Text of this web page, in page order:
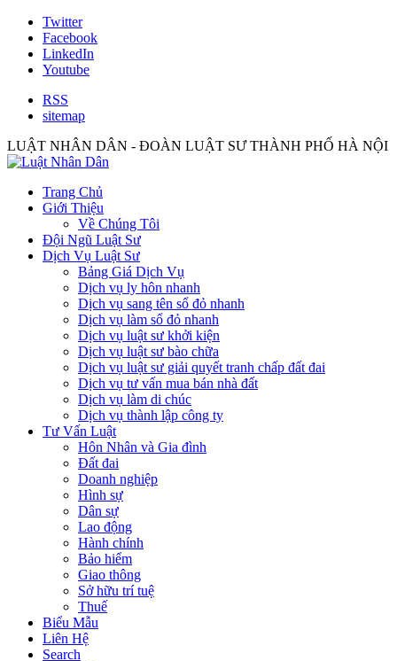
Twitter
Facebook
LinkedIn
Youtube
RSS
sitemap
LUẬT NHÂN DÂN - ĐOÀN LUẬT SƯ THÀNH PHỐ HÀ NỘI
Trang Chủ
Giới Thiệu
Về Chúng Tôi
Đội Ngũ Luật Sư
Dịch Vụ Luật Sư
Bảng Giá Dịch Vụ
Dịch vụ ly hôn nhanh
Dịch vụ sang tên sổ đỏ nhanh
Dịch vụ làm sổ đỏ nhanh
Dịch vụ luật sư khởi kiện
Dịch vụ luật sư bào chữa
Dịch vụ luật sư giải quyết tranh chấp đất đai
Dịch vụ tư vấn mua bán nhà đất
Dịch vụ làm di chúc
Dịch vụ thành lập công ty
Tư Vấn Luật
Hôn Nhân và Gia đình
Đất đai
Doanh nghiệp
Hình sự
Dân sự
Lao động
Hành chính
Bảo hiểm
Giao thông
Sở hữu trí tuệ
Thuế
Biểu Mẫu
Liên Hệ
Search